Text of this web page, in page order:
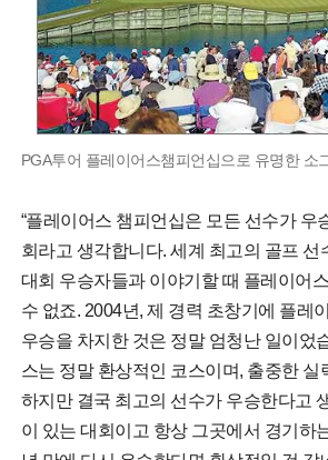
PGA투어 플레이어스챔피언십으로 유명한 소
“플레이어스 챔피언십은 모든 선수가 우
회라고 생각합니다. 세계 최고의 골프 선
대회 우승자들과 이야기할 때 플레이어
수 없죠. 2004년, 제 경력 초창기에 플레
우승을 차지한 것은 정말 엄청난 일이었
스는 정말 환상적인 코스이며, 출중한 실
하지만 결국 최고의 선수가 우승한다고
이 있는 대회이고 항상 그곳에서 경기하